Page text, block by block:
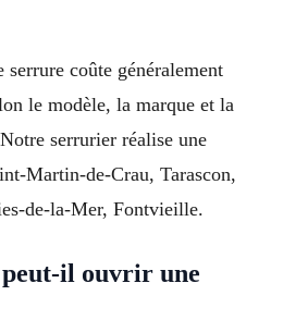
serrure coûte généralement
le modèle, la marque et la
serrurier réalise une
Martin-de-Crau, Tarascon,
de-la-Mer, Fontvieille.
il ouvrir une